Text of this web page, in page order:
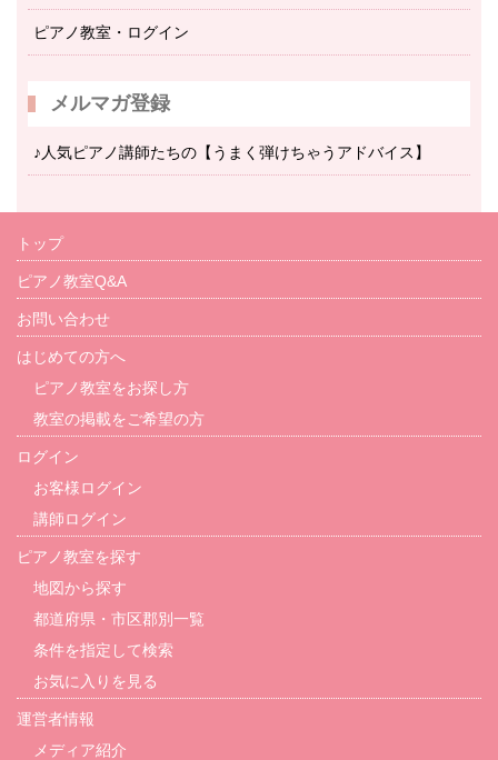
ピアノ教室・ログイン
メルマガ登録
♪人気ピアノ講師たちの【うまく弾けちゃうアドバイス】
トップ
ピアノ教室Q&A
お問い合わせ
はじめての方へ
ピアノ教室をお探し方
教室の掲載をご希望の方
ログイン
お客様ログイン
講師ログイン
ピアノ教室を探す
地図から探す
都道府県・市区郡別一覧
条件を指定して検索
お気に入りを見る
運営者情報
メディア紹介